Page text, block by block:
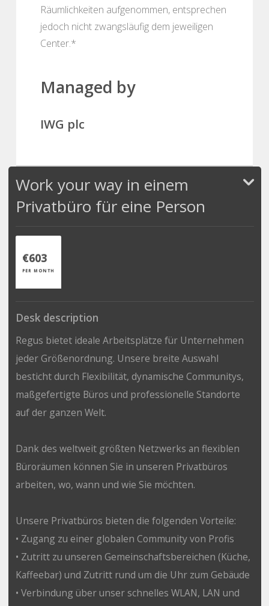
Räumlichkeiten aufgenommen, entsprechen
jedoch nicht zwangsläufig dem jeweiligen
Center.*
Managed by
IWG plc
Work your way in einem
Privatbüro für eine Person
€603
PER MONTH
Desk description
Regus bietet ideale Arbeitsplätze für Unternehmen
jeder Größenordnung. Unsere breite Auswahl
besticht durch Flexibilität, dynamische Communitys,
maßgefertigte Büros und professionelle Standorte
auf der ganzen Welt.
Dank des weltweit größten Netzwerks an flexiblen
Büroräumen können Sie in unseren Privatbüros
arbeiten, wo, wann und wie Sie möchten.
Unsere Privatbüros bieten die folgenden Vorteile:
• Zugang zu einer globalen Community von Profis
• Zutritt zu unseren Gemeinschaftsbereichen (Küche,
Kaffeebar) und Zutritt rund um die Uhr zum Gebäude
• Verbindung über unser schnelles WLAN, LAN und